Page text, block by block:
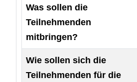
Was sollen die
Teilnehmenden
mitbringen?
Wie sollen sich die
Teilnehmenden für die